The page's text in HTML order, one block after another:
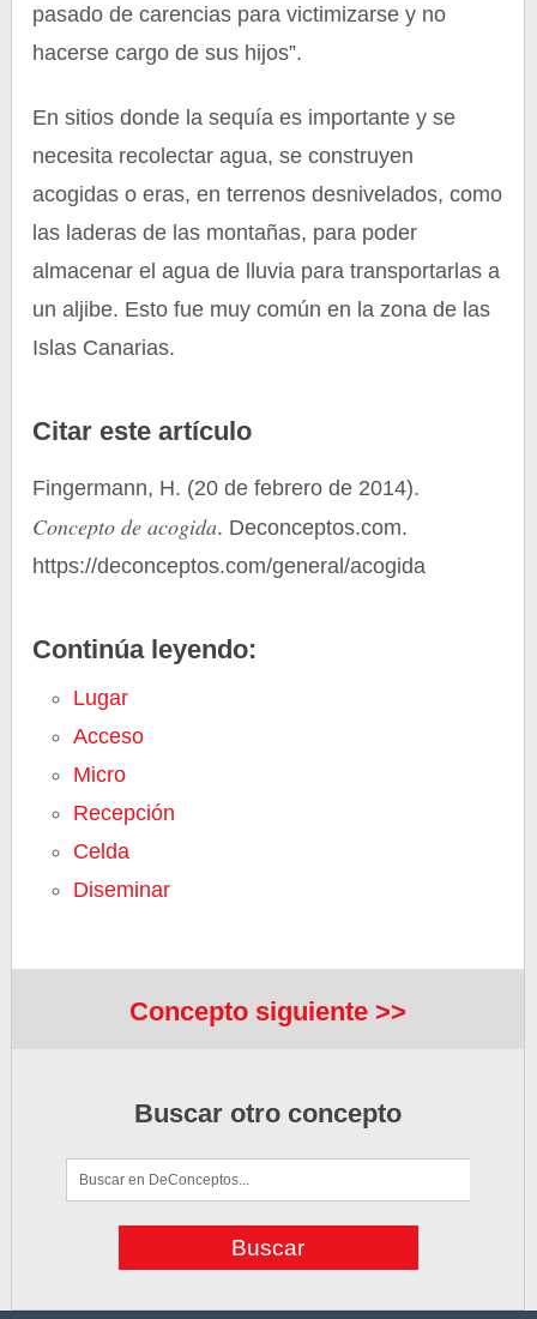
pasado de carencias para victimizarse y no
hacerse cargo de sus hijos”.
En sitios donde la sequía es importante y se
necesita recolectar agua, se construyen
acogidas o eras, en terrenos desnivelados, como
las laderas de las montañas, para poder
almacenar el agua de lluvia para transportarlas a
un aljibe. Esto fue muy común en la zona de las
Islas Canarias.
Citar este artículo
Fingermann, H. (20 de febrero de 2014).
Concepto de acogida. Deconceptos.com.
https://deconceptos.com/general/acogida
Continúa leyendo:
Lugar
Acceso
Micro
Recepción
Celda
Diseminar
Concepto siguiente >>
Buscar otro concepto